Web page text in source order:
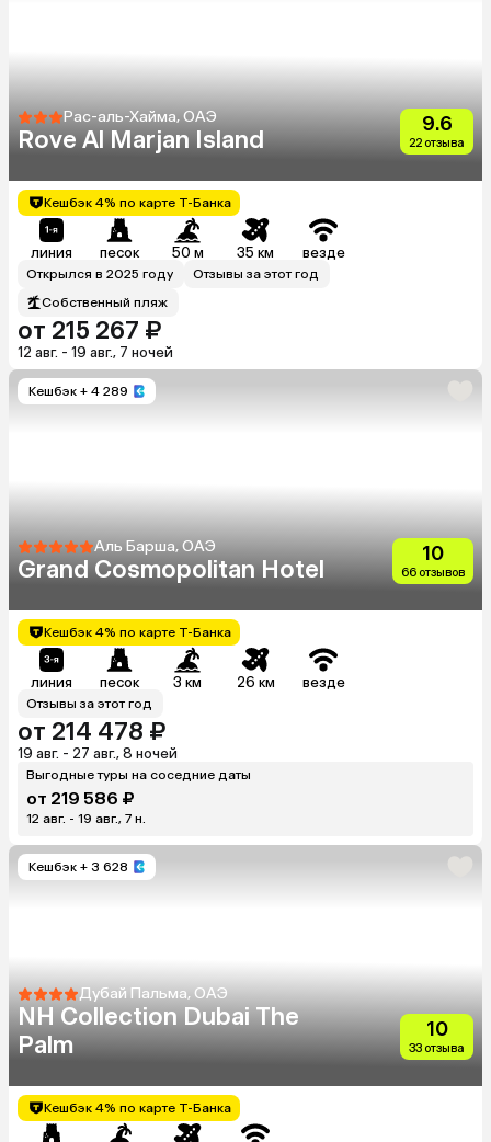
Рас-аль-Хайма, ОАЭ
Rove Al Marjan Island
9.6
22 отзыва
Кешбэк 4% по карте Т-Банка
линия песок 50 м 35 км везде
Открылся в 2025 году
Отзывы за этот год
Собственный пляж
от 215 267 ₽
12 авг. - 19 авг., 7 ночей
Кешбэк + 4 289
Аль Барша, ОАЭ
Grand Cosmopolitan Hotel
10
66 отзывов
Кешбэк 4% по карте Т-Банка
линия песок 3 км 26 км везде
Отзывы за этот год
от 214 478 ₽
19 авг. - 27 авг., 8 ночей
Выгодные туры на соседние даты
от 219 586 ₽
12 авг. - 19 авг., 7 н.
Кешбэк + 3 628
Дубай Пальма, ОАЭ
NH Collection Dubai The
Palm
10
33 отзыва
Кешбэк 4% по карте Т-Банка